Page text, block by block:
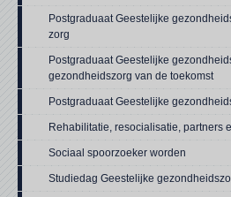
Postgraduaat Geestelijke
zorg
Postgraduaat Geestelijke
gezondheidszorg van de toekomst
Postgraduaat Geestelijke
Rehabilitatie, resocialisatie, partners
Sociaal spoorzoeker worden
Studiedag Geestelijke